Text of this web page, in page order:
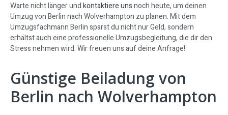
Warte nicht länger undkontaktiere unsnoch heute, um deinen
Umzug von Berlin nach Wolverhampton zu planen. Mit dem
Umzugsfachmann Berlin sparst du nicht nur Geld, sondern
erhältst auch eine professionelle Umzugsbegleitung, die dir den
Stress nehmen wird. Wir freuen uns auf deine Anfrage!
Günstige Beiladung von
Berlin nach Wolverhampton